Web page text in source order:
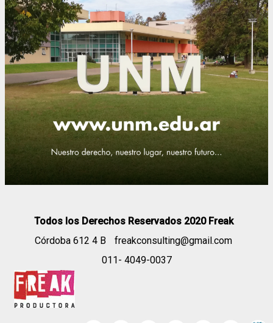
Todos los Derechos Reservados 2020 Freak
Córdoba 612 4 B
freakconsulting@gmail.com
011- 4049-0037